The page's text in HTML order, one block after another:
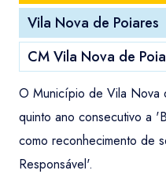
Vila Nova de Poiares
CM Vila Nova de
O Município de Vila Nova
quinto ano consecutivo a
como reconhecimento de
Responsável'.